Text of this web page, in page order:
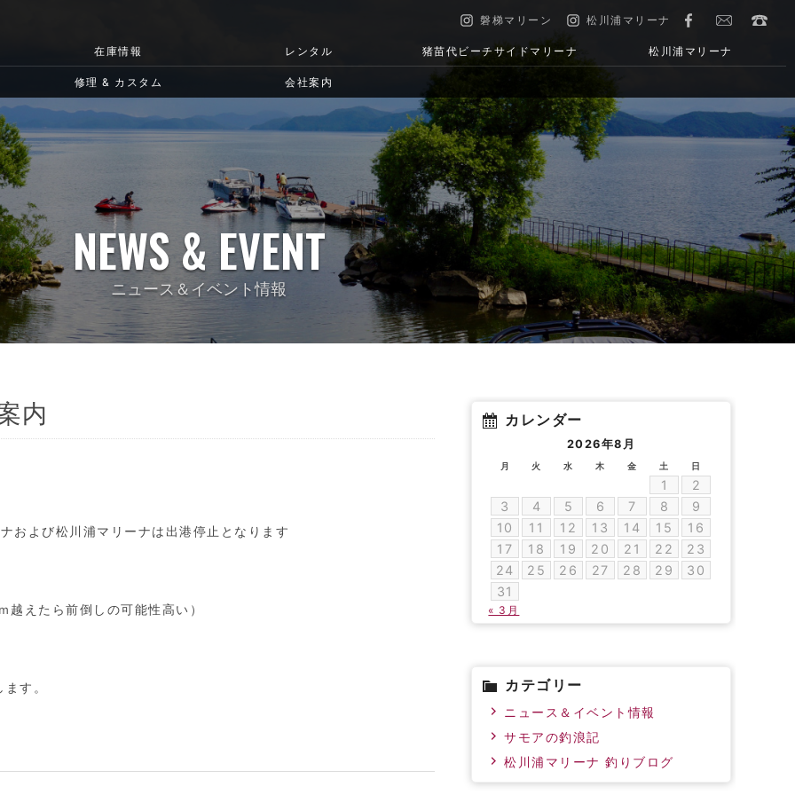
磐梯マリーン 松川浦マリーナ
在庫情報 レンタル 猪苗代ビーチサイドマリーナ 松川浦マリーナ
修理 & カスタム 会社案内
NEWS & EVENT
ニュース＆イベント情報
内
および松川浦マリーナは出港停止となります
えたら前倒しの可能性高い）
す。
カレンダー
2026年8月
月 火 水 木 金 土 日
1
2
3
4 5 6 7 8
9
10
11 12 13 14 15
16
17
18 19 20 21 22
23
24
25 26 27 28 29
30
31
« 3月
カテゴリー
ニュース＆イベント情報
サモアの釣浪記
松川浦マリーナ 釣りブログ